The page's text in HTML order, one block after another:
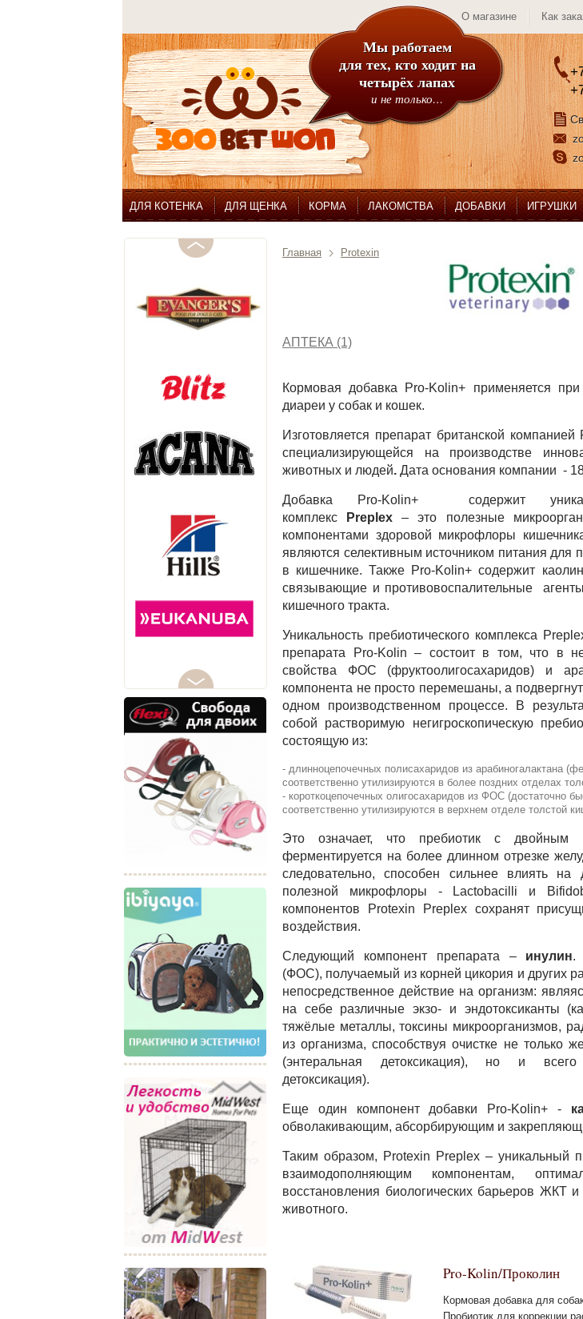
О магазине Как
Мы работаем
для тех, кто ходит на
четырёх лапах
и не только…
ДЛЯ КОТЕНКА ДЛЯ ЩЕНКА КОРМА ЛАКОМСТВА ДОБАВКИ ИГРУШКИ
Главная Protexin
АПТЕКА (1)
Кормовая добавка Pro-Kolin+ применяется
диареи у собак и кошек.
Изготовляется препарат британской
специализирующейся на производстве
животных и людей. Дата основания компании -
Добавка Pro-Kolin+ содержит
комплекс
Preplex – это полезные
компонентами здоровой микрофлоры
являются селективным источником питания для
в кишечнике. Также Pro-Kolin+ содержит
связывающие и противовоспалительные
кишечного тракта.
Уникальность пребиотического комплекса
препарата Pro-Kolin – состоит в том, что в
свойства ФОС (фруктоолигосахаридов) и
компонента не просто перемешаны, а
одном производственном процессе. В
собой растворимую негигроскопическую
состоящую из:
- длинноцепочечных полисахаридов из арабиногалактана
соответственно утилизируются в более поздних отделах
- короткоцепочечных олигосахаридов из ФОС (достаточно
соответственно утилизируются в верхнем отделе толстой
Это означает, что пребиотик с двойным
ферментируется на более длинном отрезке
следовательно, способен сильнее влиять на
полезной микрофлоры - Lactobacilli и
компонентов Protexin Preplex сохранят
воздействия.
Следующий компонент препарата – инулин.
(ФОС), получаемый из корней цикория и других
непосредственное действие на организм:
на себе различные экзо- и эндотоксиканты
тяжёлые металлы, токсины микроорганизмов,
из организма, способствуя очистке не только
(энтеральная детоксикация), но и всего
детоксикация).
Еще один компонент добавки Pro-Kolin+ -
обволакивающим, абсорбирующим и
Таким образом, Protexin Preplex – уникальный
взаимодополняющим компонентам,
восстановления биологических барьеров ЖКТ и
животного.
Pro-Kolin/Проколин
Кормовая добавка для
Пробиотик для коррекции